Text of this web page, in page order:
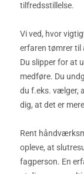
tilfredsstillelse.
Vi ved, hvor
erfaren tømrer til
Du slipper for at
medføre. Du
du f.eks. vælger,
dig, at det er
Rent
opleve, at
fagperson. En